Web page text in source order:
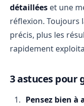
détaillées et une
réflexion. Toujours
précis, plus les
rapidement
3 astuces pour
Pensez bien